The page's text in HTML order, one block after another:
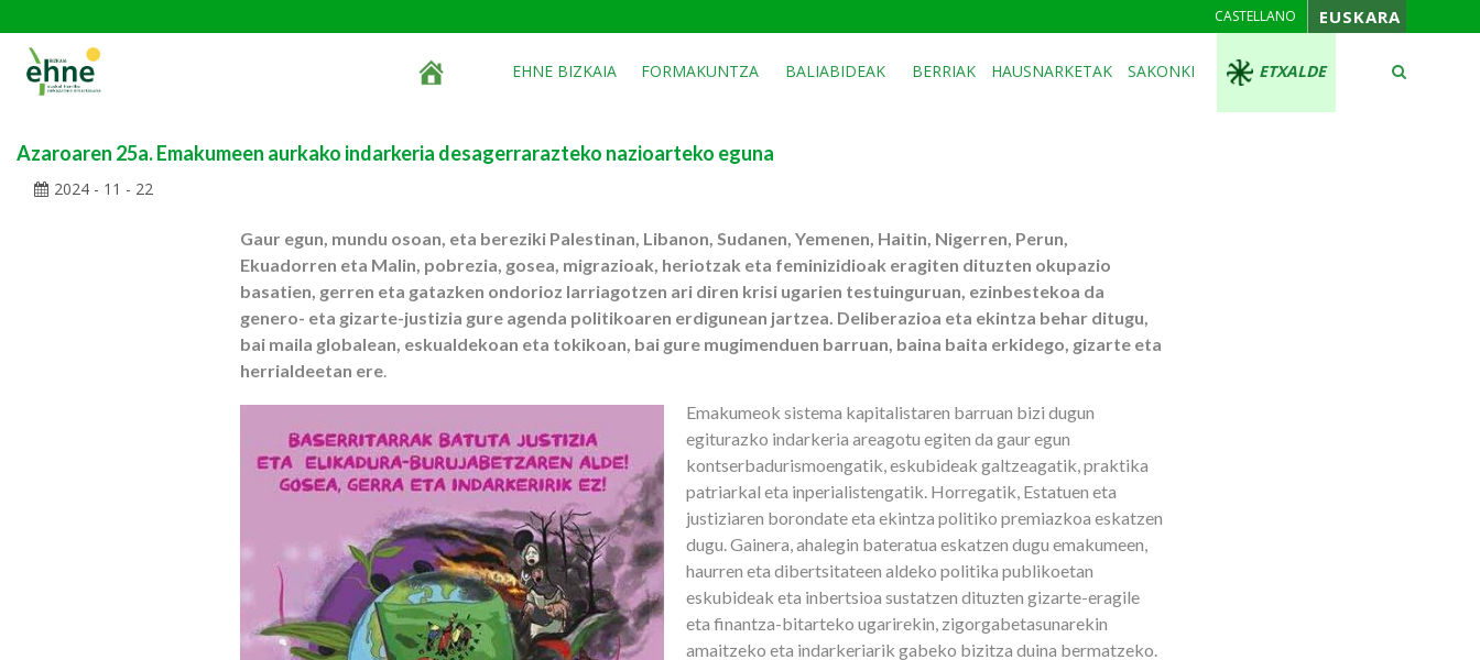
CASTELLANO EUSKARA
EHNE BIZKAIA FORMAKUNTZA BALIABIDEAK BERRIAK HAUSNARKETAK SAKONKI ETXALDE
Azaroaren 25a. Emakumeen aurkako indarkeria desagerrarazteko nazioarteko eguna
2024 - 11 - 22
Gaur egun, mundu osoan, eta bereziki Palestinan, Libanon, Sudanen, Yemenen, Haitin, Nigerren, Perun,
Ekuadorren eta Malin, pobrezia, gosea, migrazioak, heriotzak eta feminizidioak eragiten dituzten okupazio
basatien, gerren eta gatazken ondorioz larriagotzen ari diren krisi ugarien testuinguruan, ezinbestekoa da
genero- eta gizarte-justizia gure agenda politikoaren erdigunean jartzea. Deliberazioa eta ekintza behar ditugu,
bai maila globalean, eskualdekoan eta tokikoan, bai gure mugimenduen barruan, baina baita erkidego, gizarte eta
herrialdeetan ere.
Emakumeok sistema kapitalistaren barruan bizi dugun
egiturazko indarkeria areagotu egiten da gaur egun
kontserbadurismoengatik, eskubideak galtzeagatik, praktika
patriarkal eta inperialistengatik. Horregatik, Estatuen eta
justiziaren borondate eta ekintza politiko premiazkoa eskatzen
dugu. Gainera, ahalegin bateratua eskatzen dugu emakumeen,
haurren eta dibertsitateen aldeko politika publikoetan
eskubideak eta inbertsioa sustatzen dituzten gizarte-eragile
eta finantza-bitarteko ugarirekin, zigorgabetasunarekin
amaitzeko eta indarkeriarik gabeko bizitza duina bermatzeko.